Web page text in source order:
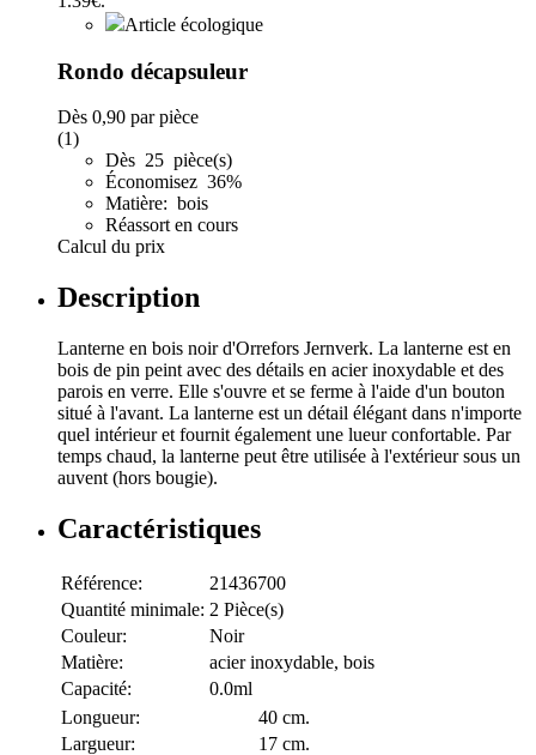
Article écologique
Rondo décapsuleur
Dès 0,90 par pièce
(1)
Dès 25 pièce(s)
Économisez 36%
Matière: bois
Réassort en cours
Calcul du prix
Description
Lanterne en bois noir d'Orrefors Jernverk. La lanterne est en
bois de pin peint avec des détails en acier inoxydable et des
parois en verre. Elle s'ouvre et se ferme à l'aide d'un bouton
situé à l'avant. La lanterne est un détail élégant dans n'importe
quel intérieur et fournit également une lueur confortable. Par
temps chaud, la lanterne peut être utilisée à l'extérieur sous un
auvent (hors bougie).
Caractéristiques
Référence:
21436700
Quantité minimale: 2 Pièce(s)
Couleur:
Noir
Matière:
acier inoxydable, bois
Capacité:
0.0ml
Longueur:
40 cm.
Largueur:
17 cm.